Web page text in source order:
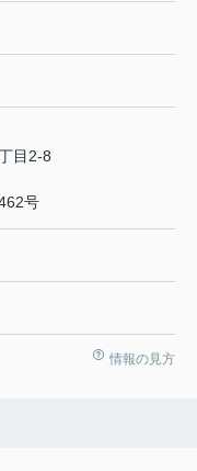
目2-8
号
情報の見方